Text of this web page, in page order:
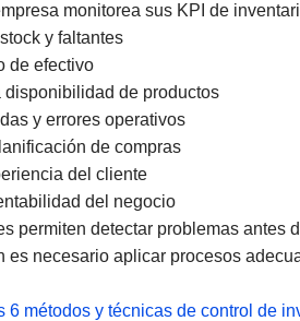
monitorea sus KPI de
y faltantes
de efectivo
disponibilidad de productos
y errores operativos
de compras
del cliente
del negocio
permiten detectar problemas antes
es necesario aplicar procesos
6 métodos y técnicas de control de